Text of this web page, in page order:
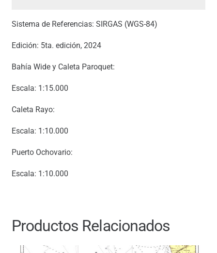
Sistema de Referencias: SIRGAS (WGS-84)
Edición: 5ta. edición, 2024
Bahía Wide y Caleta Paroquet:
Escala: 1:15.000
Caleta Rayo:
Escala: 1:10.000
Puerto Ochovario:
Escala: 1:10.000
Productos Relacionados